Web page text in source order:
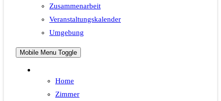
Zusammenarbeit
Veranstaltungskalender
Umgebung
Mobile Menu Toggle
Home
Zimmer